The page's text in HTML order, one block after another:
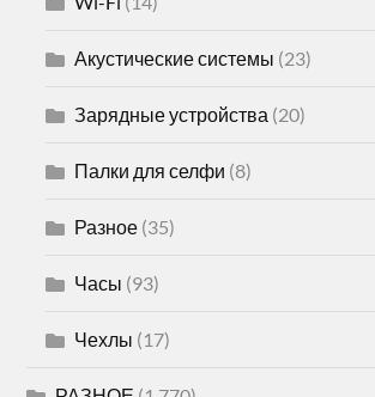
Акустические системы (23)
Зарядные устройства (20)
Палки для селфи (8)
Разное (35)
Часы (93)
Чехлы (17)